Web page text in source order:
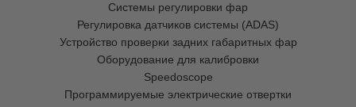
Cистемы регулировки фар
Регулировка датчиков системы (ADAS)
Устройство проверки задних габаритных фар
Оборудование для калибровки
Speedoscope
Программируемые электрические отвертки